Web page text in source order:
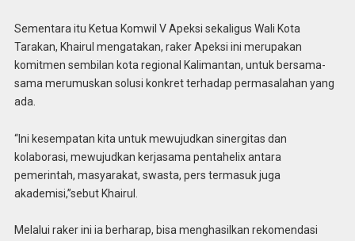
Sementara itu Ketua Komwil V Apeksi sekaligus Wali Kota
Tarakan, Khairul mengatakan, raker Apeksi ini merupakan
komitmen sembilan kota regional Kalimantan, untuk bersama-
sama merumuskan solusi konkret terhadap permasalahan yang
ada.
“Ini kesempatan kita untuk mewujudkan sinergitas dan
kolaborasi, mewujudkan kerjasama pentahelix antara
pemerintah, masyarakat, swasta, pers termasuk juga
akademisi,”sebut Khairul.
Melalui raker ini ia berharap, bisa menghasilkan rekomendasi